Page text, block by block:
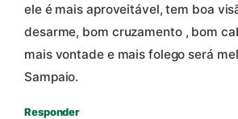
ele é mais aproveitável, tem boa
desarme, bom cruzamento , bom
mais vontade e mais folego será
Sampaio.
Responder